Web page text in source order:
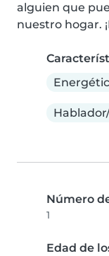
alguien que
nuestro hogar.
Número
1
Edad de